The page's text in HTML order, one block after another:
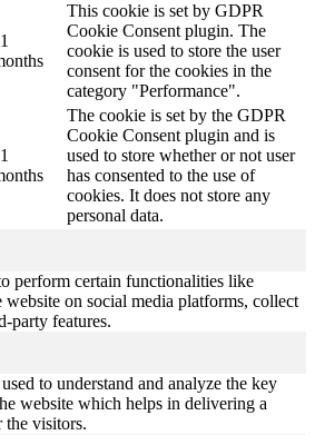
This cookie is set by GDPR
Cookie Consent plugin. The
cookie is used to store the user
consent for the cookies in the
category "Performance".
The cookie is set by the GDPR
Cookie Consent plugin and is
used to store whether or not user
has consented to the use of
cookies. It does not store any
personal data.
perform certain functionalities like
website on social media platforms, collect
party features.
to understand and analyze the key
website which helps in delivering a
the visitors.